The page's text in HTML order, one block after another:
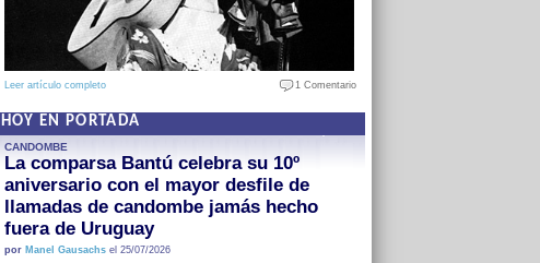
Leer artículo completo 1 Comentario
HOY EN PORTADA
CANDOMBE
La comparsa Bantú celebra su 10º
aniversario con el mayor desfile de
llamadas de candombe jamás hecho
fuera de Uruguay
por Manel Gausachsel 25/07/2026